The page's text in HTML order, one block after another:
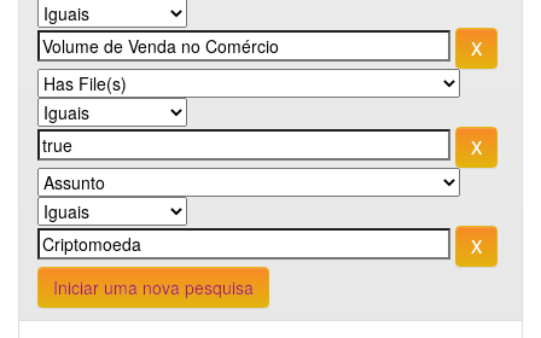
Iniciar uma nova pesquisa